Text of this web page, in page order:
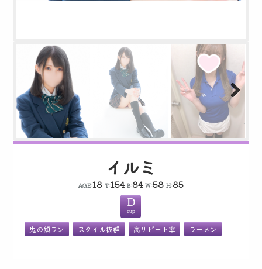
Next
イルミ
AGE:18T:154B:84W:58H:85
D
鬼の顔ラン スタイル抜群 高リピート率 ラーメン